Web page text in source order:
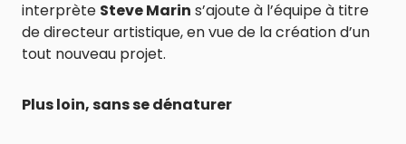
interprète Steve Marin s’ajoute à l’équipe à titre
de directeur artistique, en vue de la création d’un
tout nouveau projet.
Plus loin, sans se dénaturer